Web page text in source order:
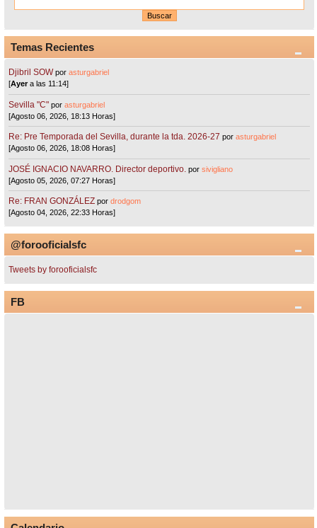
Temas Recientes
Djibril SOW porasturgabriel
[Ayera las 11:14]
Sevilla "C"porasturgabriel
[Agosto 06, 2026, 18:13 Horas]
Re: Pre Temporada del Sevilla, durante la tda. 2026-27 porasturgabriel
[Agosto 06, 2026, 18:08 Horas]
JOSÉ IGNACIO NAVARRO. Director deportivo. porsivigliano
[Agosto 05, 2026, 07:27 Horas]
Re: FRAN GONZÁLEZ pordrodgom
[Agosto 04, 2026, 22:33 Horas]
@forooficialsfc
Tweets by forooficialsfc
FB